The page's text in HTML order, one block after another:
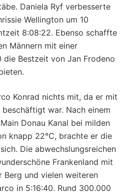
Daniela Ryf verbesserte
Wellington um 10
8:08:22. Ebenso schaffte
Männern mit einer
die Bestzeit von Jan Frodeno
Konrad nichts mit, da er mit
beschäftigt war. Nach einem
Donau Kanal bei milden
knapp 22°C, brachte er die
Die abwechslungsreichen
Frankenland mit
Berg und vielen weiteren
in 5:16:40. Rund 300.000